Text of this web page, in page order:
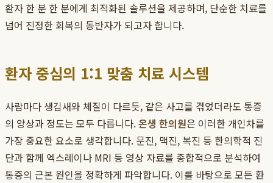
환자 한 분 한 분에게 최적화된 솔루션을 제공하며, 단순한 치료를
넘어 진정한 회복의 동반자가 되고자 합니다.
환자 중심의 1:1 맞춤 치료 시스템
사람마다 생김새와 체질이 다르듯, 같은 사고를 겪었더라도 통증
의 양상과 정도는 모두 다릅니다.온생 한의원은 이러한 개인차를
가장 중요한 요소로 생각합니다. 문진, 맥진, 복진 등 한의학적 진
단과 함께 엑스레이나 MRI 등 영상 자료를 종합적으로 분석하여
통증의 근본 원인을 정확하게 파악합니다. 이를 바탕으로 모든 환